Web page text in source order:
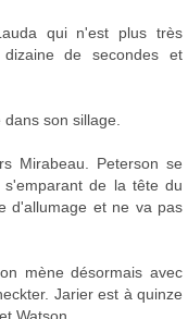
qui n'est plus très
de secondes et
son sillage.
Mirabeau. Peterson se
de la tête du
d'allumage et ne va pas
mène désormais avec
Jarier est à quinze